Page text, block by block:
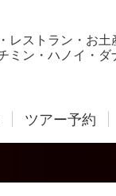
レストラン・お
ミン・ハノイ・ダ
ツアー予約